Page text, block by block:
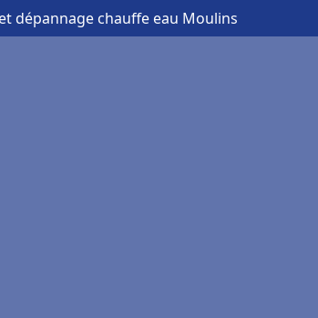
dépannage chauffe eau Moulins